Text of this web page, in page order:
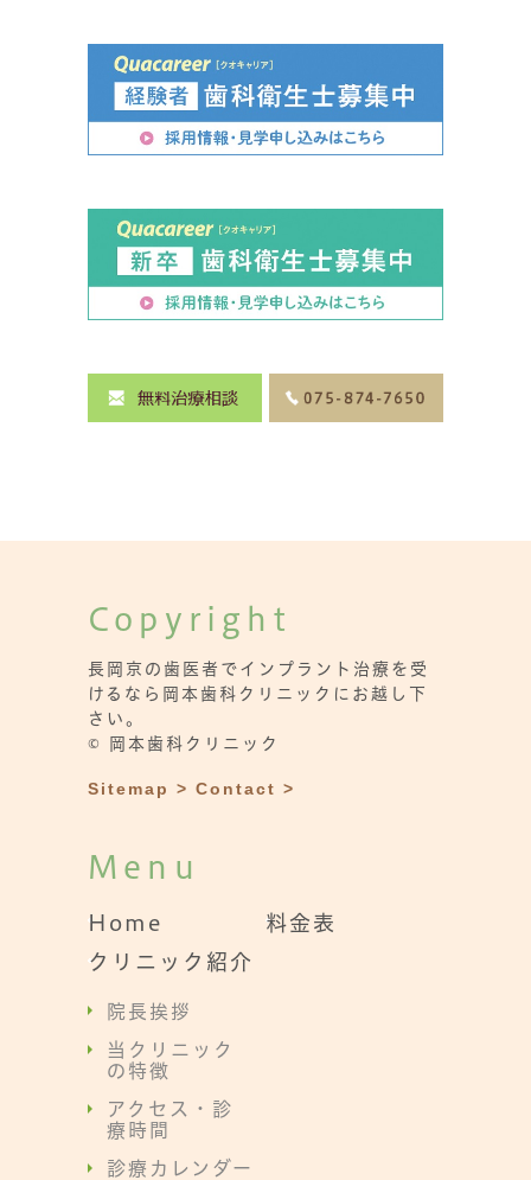
Copyright
長岡京の歯医者でインプラント治療を受
けるなら岡本歯科クリニックにお越し下
さい。
© 岡本歯科クリニック
Sitemap > Contact >
Menu
Home
クリニック紹介
院長挨拶
当クリニック
の特徴
アクセス・診
療時間
診療カレンダー
料金表